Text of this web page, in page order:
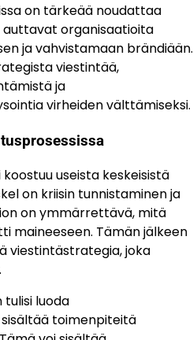
on tärkeää noudattaa
organisaatioita
ja vahvistamaan brändiään.
viestintää,
ja
virheiden välttämiseksi.
useista keskeisistä
on kriisin tunnistaminen ja
on ymmärrettävä, mitä
maineeseen. Tämän jälkeen
viestintästrategia, joka
tulisi luoda
toimenpiteitä